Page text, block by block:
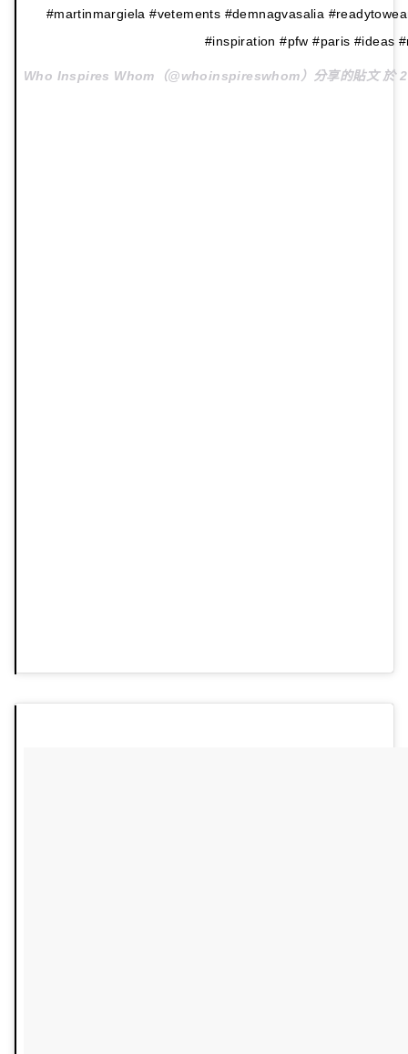
#martinmargiela #vetements #demnagvasalia
#inspiration #pfw #paris #ideas
Who Inspires Whom（@whoinspireswhom）分享的貼文 於